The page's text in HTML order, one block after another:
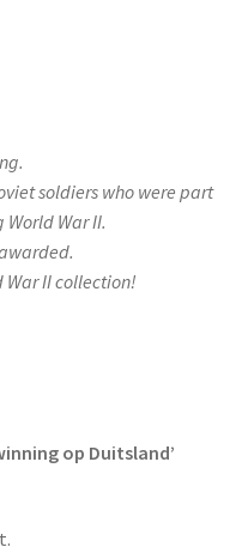
soldiers who were part
War II.
II collection!
op Duitsland’